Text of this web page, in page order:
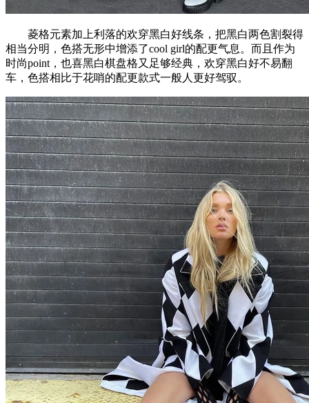
菱格元素加上利落的欢穿黑白好线条，把黑白两色割裂得
相当分明，色搭无形中增添了cool girl的配更气息。而且作为
时尚point，也喜黑白棋盘格又足够经典，欢穿黑白好不易翻
车，色搭相比于花哨的配更款式一般人更好驾驭。